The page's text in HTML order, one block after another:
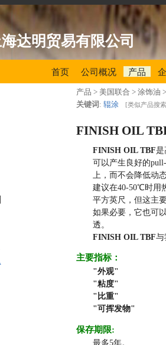
达明贸易有限公司
首页 公司概况 产品
产品 > 美国联合 > 涂饰油
关键词 :辊涂 [类似产品搜索
FINISH OIL
FINISH OIL TBF是
可以产生良好的
上，而不会降低动
建议在40-50℃时用
平方英尺，但这主
如果必要，它也可
透。
FINISH OIL TBF与
主要指标：
外观
粘度
比重
可挥发物
保存期限:
最多5年。